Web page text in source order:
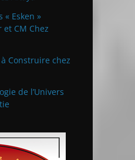
« Esken »
et CM Chez
Construire chez
de l’Univers